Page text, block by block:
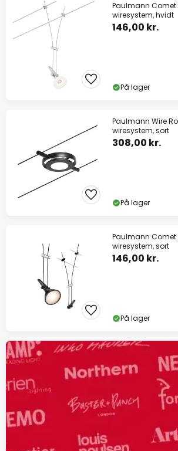
Paulmann Comet
wiresystem, hvidt
146,00 kr.
På lager
Paulmann Wire
wiresystem, sort
308,00 kr.
På lager
Paulmann Comet
wiresystem, sort
146,00 kr.
På lager